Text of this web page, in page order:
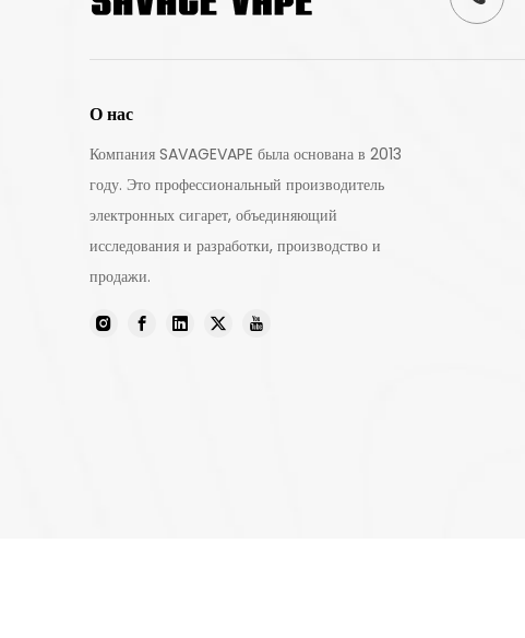
О нас
Компания SAVAGEVAPE была основана в 2013
году. Это профессиональный производитель
электронных сигарет, объединяющий
исследования и разработки, производство и
продажи.